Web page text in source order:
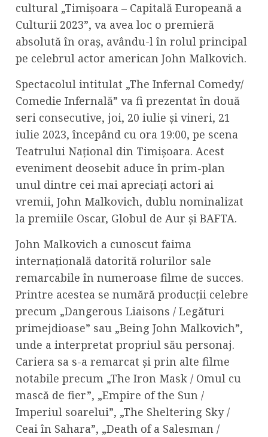
cultural „Timișoara – Capitală Europeană a
Culturii 2023”, va avea loc o premieră
absolută în oraș, avându-l în rolul principal
pe celebrul actor american John Malkovich.
Spectacolul intitulat „The Infernal Comedy/
Comedie Infernală” va fi prezentat în două
seri consecutive, joi, 20 iulie și vineri, 21
iulie 2023, începând cu ora 19:00, pe scena
Teatrului Național din Timișoara. Acest
eveniment deosebit aduce în prim-plan
unul dintre cei mai apreciați actori ai
vremii, John Malkovich, dublu nominalizat
la premiile Oscar, Globul de Aur și BAFTA.
John Malkovich a cunoscut faima
internațională datorită rolurilor sale
remarcabile în numeroase filme de succes.
Printre acestea se numără producții celebre
precum „Dangerous Liaisons / Legături
primejdioase” sau „Being John Malkovich”,
unde a interpretat propriul său personaj.
Cariera sa s-a remarcat și prin alte filme
notabile precum „The Iron Mask / Omul cu
mască de fier”, „Empire of the Sun /
Imperiul soarelui”, „The Sheltering Sky /
Ceai în Sahara”, „Death of a Salesman /